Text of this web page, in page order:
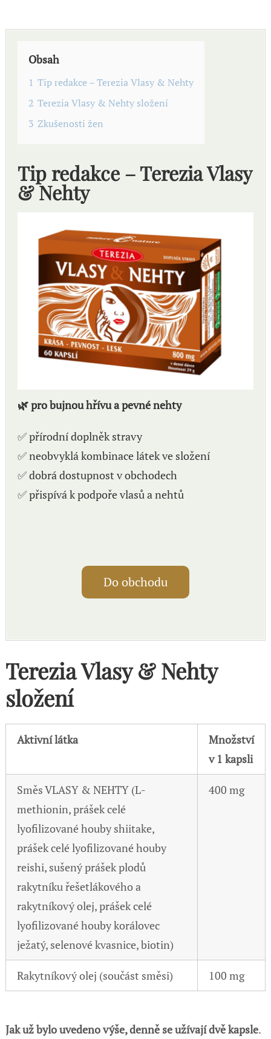
Obsah
1 Tip redakce – Terezia Vlasy & Nehty
2 Terezia Vlasy & Nehty složení
3 Zkušenosti žen
Tip redakce – Terezia Vlasy
& Nehty
🌿 pro bujnou hřívu a pevné nehty
✅ přírodní doplněk stravy
✅ neobvyklá kombinace látek ve složení
✅ dobrá dostupnost v obchodech
✅ přispívá k podpoře vlasů a nehtů
Do obchodu
Terezia Vlasy & Nehty
složení
Aktivní látka
Množství
v 1 kapsli
Směs VLASY & NEHTY (L-
methionin, prášek celé
lyofilizované houby shiitake,
prášek celé lyofilizované houby
reishi, sušený prášek plodů
rakytníku řešetlákového a
rakytníkový olej, prášek celé
lyofilizované houby korálovec
ježatý, selenové kvasnice, biotin)
400 mg
Rakytníkový olej (součást směsi) 100 mg
Jak už bylo uvedeno výše, denně se užívají dvě kapsle.